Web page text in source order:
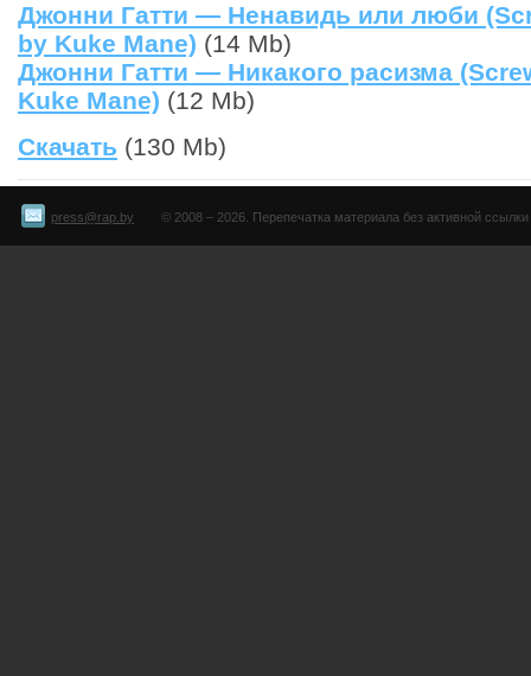
Джонни Гатти — Ненавидь или люби
by Kuke Mane) (14 Mb)
Джонни Гатти — Никакого расизма
Kuke Mane) (12 Mb)
Скачать (130 Mb)
press@rap.by © 2008 – 2026. Перепечатка материала без активной